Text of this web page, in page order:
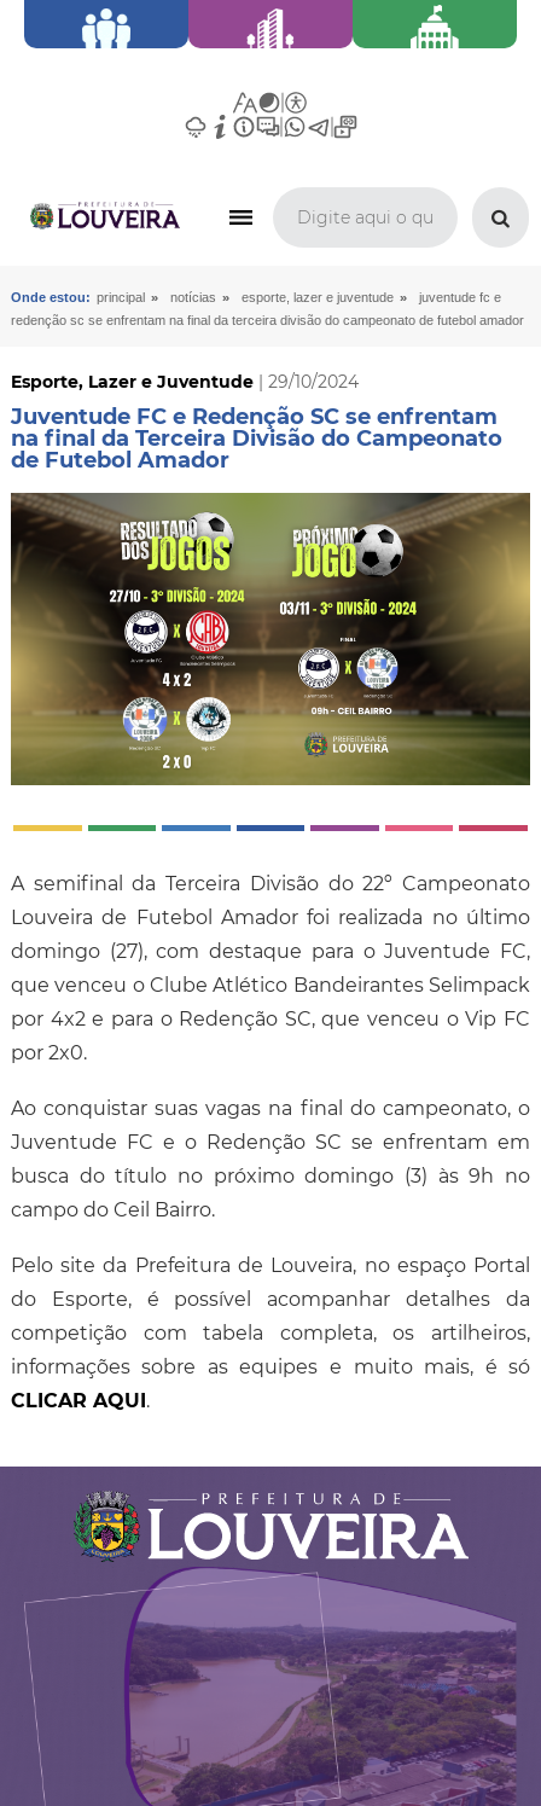
Onde estou: principal » notícias » esporte, lazer e juventude »
juventude fc e
redenção sc se enfrentam na final da terceira divisão do campeonato de futebol amador
Esporte, Lazer e Juventude| 29/10/2024
Juventude FC e Redenção SC se enfrentam
na final da Terceira Divisão do Campeonato
de Futebol Amador
A semifinal da Terceira Divisão do 22º Campeonato
Louveira de Futebol Amador foi realizada no último
domingo (27), com destaque para o Juventude FC,
que venceu o Clube Atlético Bandeirantes Selimpack
por 4x2 e para o Redenção SC, que venceu o Vip FC
por 2x0.
Ao conquistar suas vagas na final do campeonato, o
Juventude FC e o Redenção SC se enfrentam em
busca do título no próximo domingo (3) às 9h no
campo do Ceil Bairro.
Pelo site da Prefeitura de Louveira, no espaço Portal
do Esporte, é possível acompanhar detalhes da
competição com tabela completa, os artilheiros,
informações sobre as equipes e muito mais, é só
CLICAR AQUI.